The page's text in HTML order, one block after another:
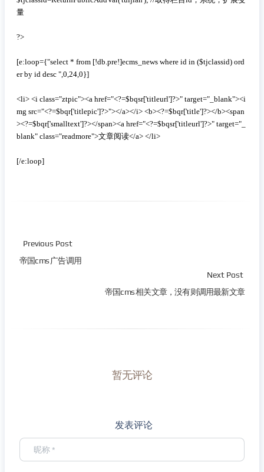
量
?>
[e:loop={"select * from [!db.pre!]ecms_news where id in ($tjclassid) ord
er by id desc ",0,24,0}]
<li> <i class="ztpic"><a href="<?=$bqsr['titleurl']?>" target="_blank"><i
mg src="<?=$bqr['titlepic']?>"></a></i> <b><?=$bqr['title']?></b><span
><?=$bqr['smalltext']?></span><a href="<?=$bqsr['titleurl']?>" target="_
blank" class="readmore">文章阅读</a> </li>
[/e:loop]
Previous Post
帝国cms 广告调用
Next Post
帝国cms 相关文章，没有则调用最新文章
暂无评论
发表评论